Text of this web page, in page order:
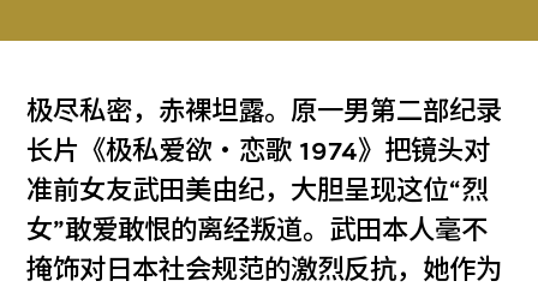
极尽私密，赤裸坦露。原一男第二部纪录
长片《极私爱欲‧恋歌 1974》把镜头对
准前女友武田美由纪，大胆呈现这位“烈
女”敢爱敢恨的离经叛道。武田本人毫不
掩饰对日本社会规范的激烈反抗，她作为